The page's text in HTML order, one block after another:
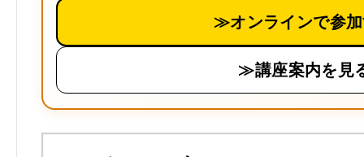
≫オンラインで参
≫講座案内を見